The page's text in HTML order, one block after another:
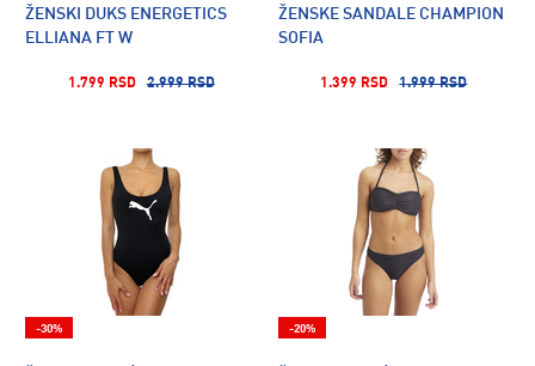
ŽENSKI DUKS ENERGETICS
ELLIANA FT W
1.799 RSD 2.999 RSD
ŽENSKE SANDALE CHAMPION
SOFIA
1.399 RSD 1.999 RSD
-30% -20%